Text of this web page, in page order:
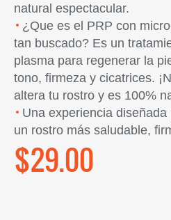
natural espectacular.
¿Que es el PRP con
tan buscado? Es un
plasma para regenerar la
tono, firmeza y cicatrices.
altera tu rostro y es 100%
Una experiencia
un rostro más saludable,
$29.00